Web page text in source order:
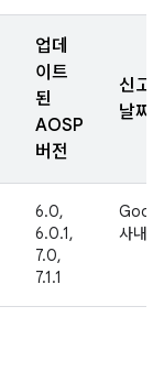
업데
이트
된
AOSP
버전
신고
날짜
6.0,
6.0.1,
7.0,
7.1.1
사내용